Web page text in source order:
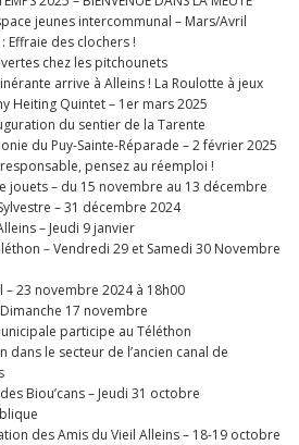
jeunes intercommunal – Mars/Avril
Effraie des clochers !
chez les pitchounets
arrive à Alleins ! La Roulotte à jeux
Heiting Quintet – 1er mars 2025
du sentier de la Tarente
du Puy-Sainte-Réparade – 2 février 2025
pensez au réemploi !
jouets – du 15 novembre au 13 décembre
– 31 décembre 2024
– Jeudi 9 janvier
– Vendredi 29 et Samedi 30 Novembre
23 novembre 2024 à 18h00
17 novembre
participe au Téléthon
dans le secteur de l’ancien canal de
Biou’cans – Jeudi 31 octobre
des Amis du Vieil Alleins – 18-19 octobre